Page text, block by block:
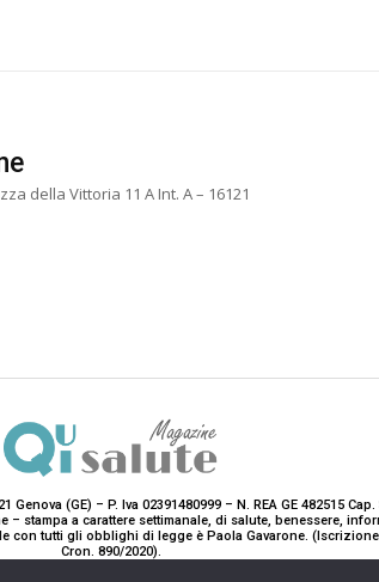
della Vittoria 11 A Int. A – 16121
Genova (GE) – P. Iva 02391480999 – N. REA GE 482515
stampa a carattere settimanale, di salute, benessere,
tutti gli obblighi di legge è Paola Gavarone. (Iscrizione
Cron. 890/2020).